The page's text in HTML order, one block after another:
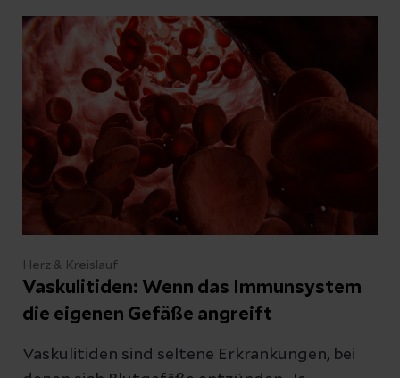
Abklärung hilft, Beschwerden einzuordnen
und passende Behandlungsmöglichkeiten zu
finden.
Herz & Kreislauf
Vaskulitiden: Wenn das Immunsystem
die eigenen Gefäße angreift
Vaskulitiden sind seltene Erkrankungen, bei